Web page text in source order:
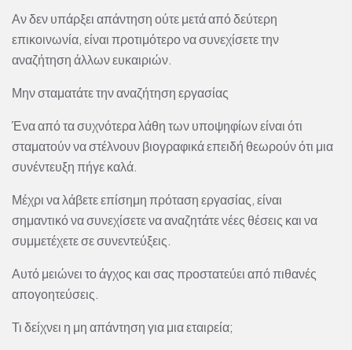
Αν δεν υπάρξει απάντηση ούτε μετά από δεύτερη
επικοινωνία, είναι προτιμότερο να συνεχίσετε την
αναζήτηση άλλων ευκαιριών.
Μην σταματάτε την αναζήτηση εργασίας
Ένα από τα συχνότερα λάθη των υποψηφίων είναι ότι
σταματούν να στέλνουν βιογραφικά επειδή θεωρούν ότι μια
συνέντευξη πήγε καλά.
Μέχρι να λάβετε επίσημη πρόταση εργασίας, είναι
σημαντικό να συνεχίσετε να αναζητάτε νέες θέσεις και να
συμμετέχετε σε συνεντεύξεις.
Αυτό μειώνει το άγχος και σας προστατεύει από πιθανές
απογοητεύσεις.
Τι δείχνει η μη απάντηση για μια εταιρεία;